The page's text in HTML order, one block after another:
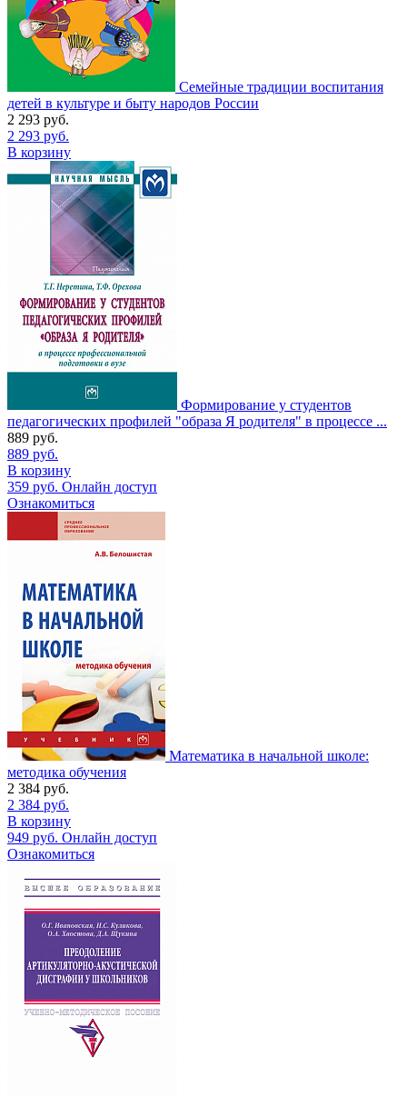
Семейные традиции воспитания
детей в культуре и быту народов России
2 293 руб.
2 293 руб.
В корзину
Формирование у студентов
педагогических профилей "образа Я родителя" в процессе ...
889 руб.
889 руб.
В корзину
359 руб. Онлайн доступ
Ознакомиться
Математика в начальной школе:
методика обучения
2 384 руб.
2 384 руб.
В корзину
949 руб. Онлайн доступ
Ознакомиться